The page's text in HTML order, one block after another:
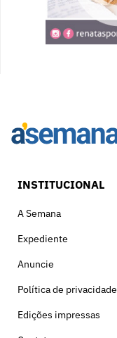
INSTITUCIONAL
A Semana
Expediente
Anuncie
Política de privacidade
Edições impressas